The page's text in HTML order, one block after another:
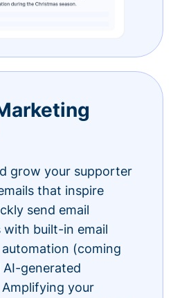
grow your supporter
that inspire
send email
with built-in email
(coming
generated
Amplifying your